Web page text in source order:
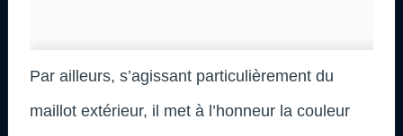
Par ailleurs, s’agissant particulièrement du
maillot extérieur, il met à l’honneur la couleur